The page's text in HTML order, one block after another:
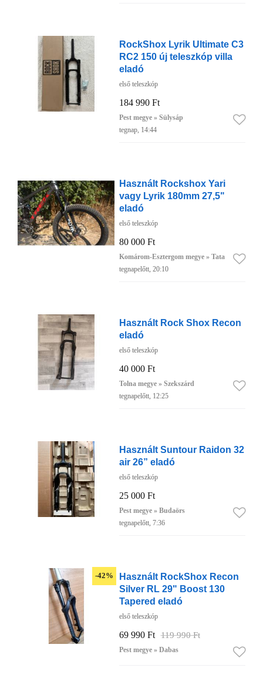
RockShox Lyrik Ultimate C3
RC2 150 új teleszkóp villa
eladó
első teleszkóp
184 990 Ft
Pest megye » Sülysáp
tegnap, 14:44
Használt Rockshox Yari
vagy Lyrik 180mm 27,5"
eladó
első teleszkóp
80 000 Ft
Komárom-Esztergom megye » Tata
tegnapelőtt, 20:10
Használt Rock Shox Recon
eladó
első teleszkóp
40 000 Ft
Tolna megye » Szekszárd
tegnapelőtt, 12:25
Használt Suntour Raidon 32
air 26” eladó
első teleszkóp
25 000 Ft
Pest megye » Budaörs
tegnapelőtt, 7:36
-42%
Használt RockShox Recon
Silver RL 29" Boost 130
Tapered eladó
első teleszkóp
69 990 Ft 119 990 Ft
Pest megye » Dabas